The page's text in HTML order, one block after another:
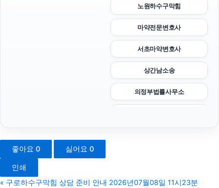
노원하수구막힘
마약전문변호사
서초마약변호사
상간남소송
의정부법률사무소
강아지파양
좋아요 0 싫어요 0
인쇄
« 구로하수구막힘 상담 준비 안내 2026년07월08일 11시23분